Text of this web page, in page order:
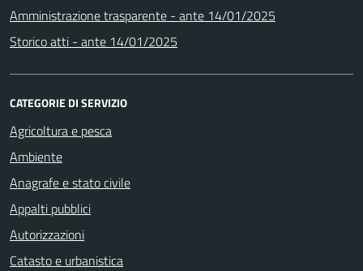
Amministrazione trasparente - ante 14/01/2025
Storico atti - ante 14/01/2025
CATEGORIE DI SERVIZIO
Agricoltura e pesca
Ambiente
Anagrafe e stato civile
Appalti pubblici
Autorizzazioni
Catasto e urbanistica